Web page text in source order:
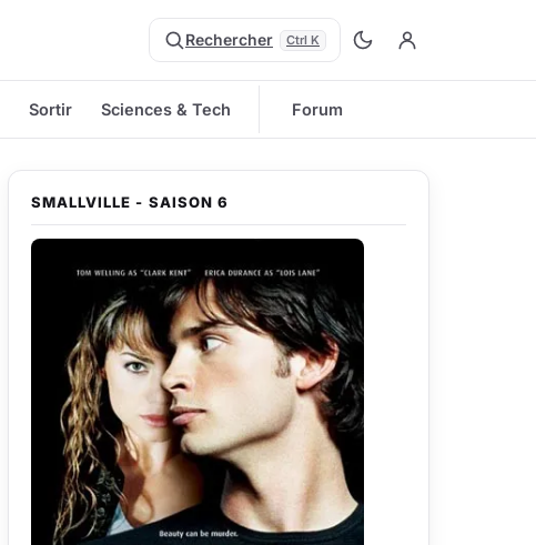
Rechercher Ctrl K
Sortir Sciences & Tech Forum
SMALLVILLE - SAISON 6